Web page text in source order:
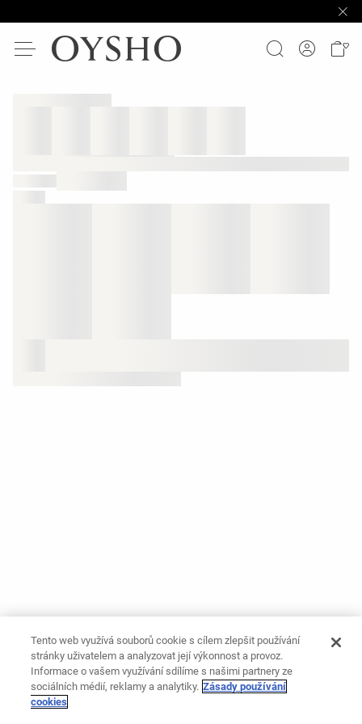
Tento web využívá souborů cookie s cílem zlepšit používání
stránky uživatelem a analyzovat její výkonnost a provoz.
Informace o vašem využívání sdílíme s našimi partnery ze
sociálních médií, reklamy a analytiky. Zásady používání
cookies